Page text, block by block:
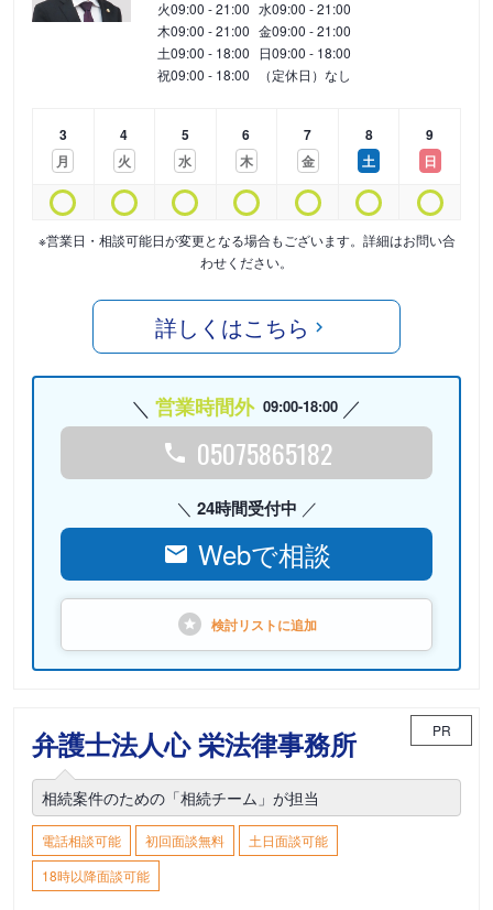
火09:00 - 21:00 水09:00 - 21:00
木09:00 - 21:00 金09:00 - 21:00
土09:00 - 18:00 日09:00 - 18:00
祝09:00 - 18:00 （定休日）なし
3
月
4
火
5
水
6
木
7
金
8
土
9
日
※営業日・相談可能日が変更となる場合もございます。詳細はお問い合
わせください。
詳しくはこちら
営業時間外 09:00-18:00
05075865182
24時間受付中
Webで相談
検討リストに追加
弁護士法人心 栄法律事務所 PR
相続案件のための「相続チーム」が担当
電話相談可能 初回面談無料
土日面談可能
18時以降面談可能